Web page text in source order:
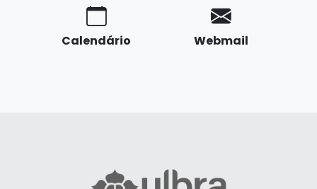
Calendário Webmail